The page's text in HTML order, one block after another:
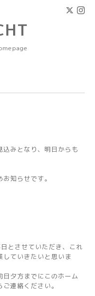
込みとなり、明日からも
知らせです。
とさせていただき、これ
していきたいと思いま
夕方までにこのホーム
連絡ください。